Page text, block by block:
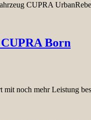
CUPRA
Born
mit noch mehr Leistung